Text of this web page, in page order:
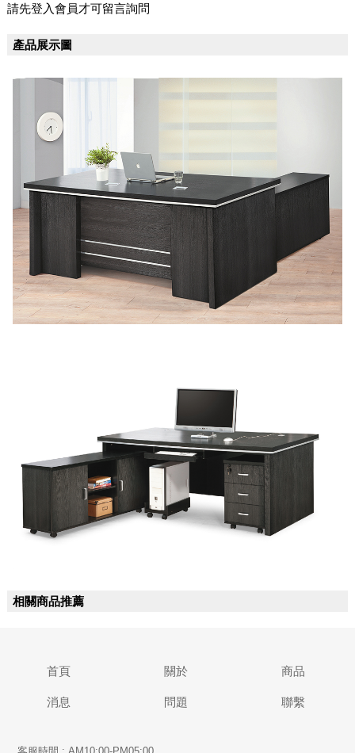
請先登入會員才可留言詢問
產品展示圖
相關商品推薦
首頁 關於 商品
消息 問題 聯繫